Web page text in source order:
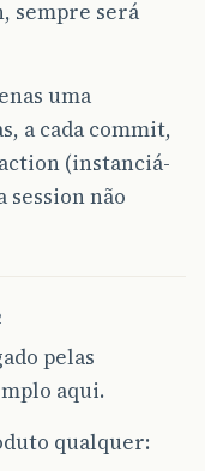
sempre será
uma
a cada commit,
(instanciá-
session não
pelas
aqui.
qualquer: